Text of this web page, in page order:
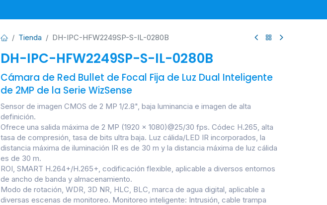
Tienda DH-IPC-HFW2249SP-S-IL-0280B
DH-IPC-HFW2249SP-S-IL-0280B
Cámara de Red Bullet de Focal Fija de Luz Dual Inteligente
de 2MP de la Serie WizSense
Sensor de imagen CMOS de 2 MP 1/2.8", baja luminancia e imagen de alta
definición.
Ofrece una salida máxima de 2 MP (1920 × 1080)@25/30 fps. Códec H.265, alta
tasa de compresión, tasa de bits ultra baja. Luz cálida/LED IR incorporados, la
distancia máxima de iluminación IR es de 30 m y la distancia máxima de luz cálida
es de 30 m.
ROI, SMART H.264+/H.265+, codificación flexible, aplicable a diversos entornos
de ancho de banda y almacenamiento.
Modo de rotación, WDR, 3D NR, HLC, BLC, marca de agua digital, aplicable a
diversas escenas de monitoreo. Monitoreo inteligente: Intrusión, cable trampa